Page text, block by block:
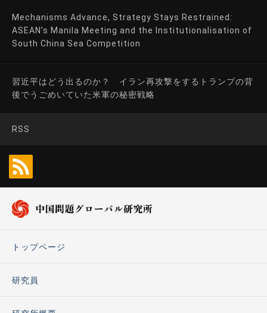
Mechanisms Advance, Strategy Stays Restrained:
ASEAN’s Manila Meeting and the Institutionalisation of
South China Sea Competition
習近平はどう出るのか？ イラン再攻撃をするトランプの背
後でうごめいていた米軍の秘密戦略
RSS
トップページ
研究員